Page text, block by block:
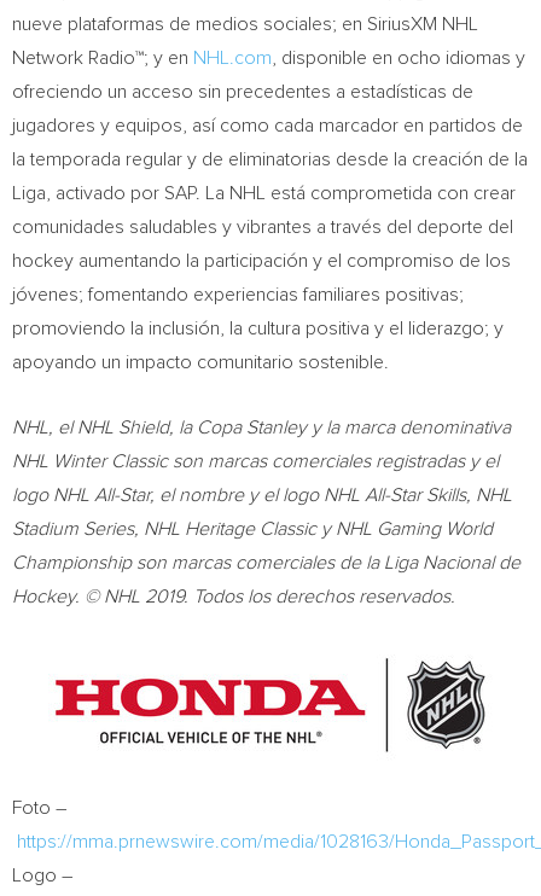
nueve plataformas de medios sociales; en SiriusXM NHL
Network Radio™; y en NHL.com , disponible en ocho idiomas y
ofreciendo un acceso sin precedentes a estadísticas de
jugadores y equipos, así como cada marcador en partidos de
la temporada regular y de eliminatorias desde la creación de la
Liga, activado por SAP. La NHL está comprometida con crear
comunidades saludables y vibrantes a través del deporte del
hockey aumentando la participación y el compromiso de los
jóvenes; fomentando experiencias familiares positivas;
promoviendo la inclusión, la cultura positiva y el liderazgo; y
apoyando un impacto comunitario sostenible.
NHL, el NHL Shield, la Copa Stanleyy la marca denominativa
NHL Winter Classic son marcas comerciales registradas y el
logo NHL All-Star, el nombre y el logo NHL All-Star Skills, NHL
Stadium Series, NHL Heritage Classic y NHL Gaming World
Championship son marcas comerciales de la Liga Nacional de
Hockey. © NHL 2019. Todos los derechos reservados.
Foto –
https://mma.prnewswire.com/media/1028163/
Logo –